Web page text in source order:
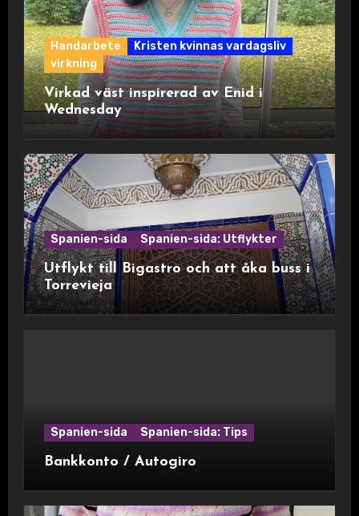
Handarbete
Kristen kvinnas vardagsliv
virkning
Virkad väst inspirerad av Enid i
Wednesday
Spanien-sida Spanien-sida: Utflykter
Utflykt till Bigastro och att åka buss i
Torrevieja
Spanien-sida Spanien-sida: Tips
Bankkonto / Autogiro